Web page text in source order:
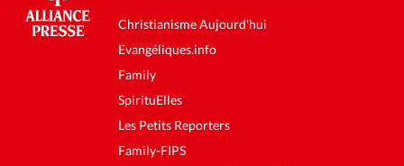
Christianisme Aujourd'hui
Evangéliques.info
Family
SpirituElles
Les Petits Reporters
Family-FIPS